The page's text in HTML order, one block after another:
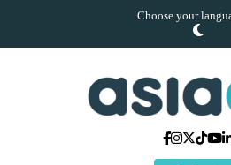
Choose your